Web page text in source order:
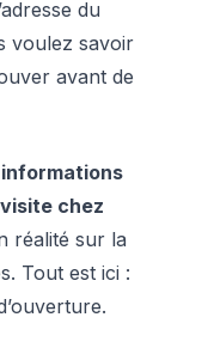
du
voulez savoir
avant de
chez
réalité sur la
Tout est ici :